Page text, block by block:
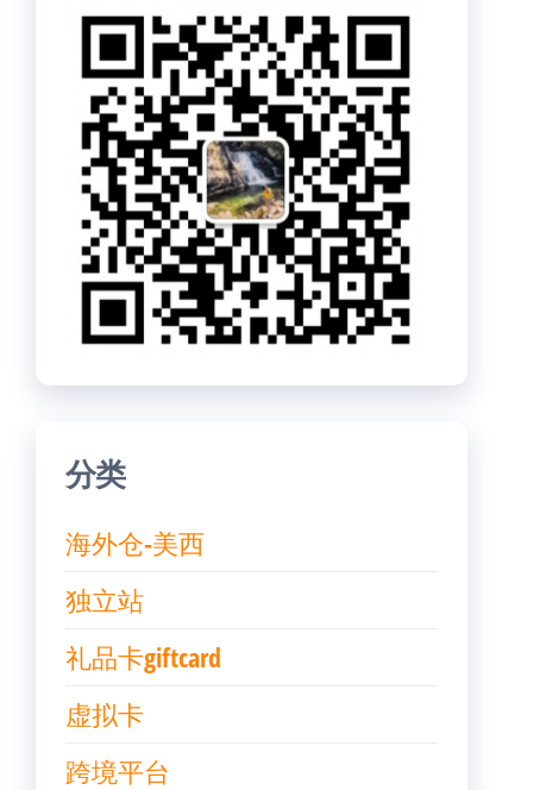
分类
海外仓-美西
独立站
礼品卡giftcard
虚拟卡
跨境平台